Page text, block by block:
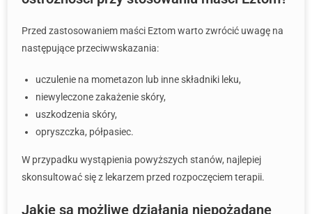
Przed zastosowaniem maści Eztom warto zwrócić uwagę na
następujące przeciwwskazania:
uczulenie na mometazon lub inne składniki leku,
niewyleczone zakażenie skóry,
uszkodzenia skóry,
opryszczka, półpasiec.
W przypadku wystąpienia powyższych stanów, najlepiej
skonsultować się z lekarzem przed rozpoczęciem terapii.
Jakie są możliwe działania niepożądane